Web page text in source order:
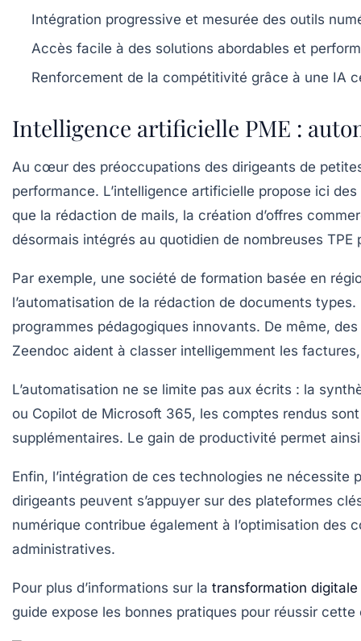
Intégration progressive et mesurée des outils
Accès facile à des solutions abordables et
Renforcement de la compétitivité grâce à une IA
Intelligence artificielle PME :
Au cœur des préoccupations des dirigeants de
performance. L’intelligence artificielle propose ici
que la rédaction de mails, la création d’offres
désormais intégrés au quotidien de nombreuses
Par exemple, une société de formation basée en
l’automatisation de la rédaction de documents
programmes pédagogiques innovants. De même,
Zeendoc aident à classer intelligemment les
L’automatisation ne se limite pas aux écrits : la
ou Copilot de Microsoft 365, les comptes rendus
supplémentaires. Le gain de productivité permet
Enfin, l’intégration de ces technologies ne
dirigeants peuvent s’appuyer sur des plateformes
numérique contribue également à l’optimisation
administratives.
Pour plus d’informations sur la transformation digitale
guide expose les bonnes pratiques pour réussir